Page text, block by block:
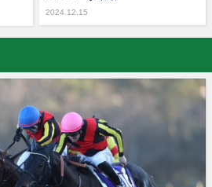
2024.12.15